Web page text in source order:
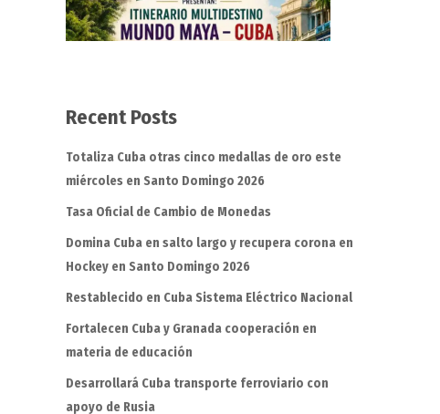
Recent Posts
Totaliza Cuba otras cinco medallas de oro este
miércoles en Santo Domingo 2026
Tasa Oficial de Cambio de Monedas
Domina Cuba en salto largo y recupera corona en
Hockey en Santo Domingo 2026
Restablecido en Cuba Sistema Eléctrico Nacional
Fortalecen Cuba y Granada cooperación en
materia de educación
Desarrollará Cuba transporte ferroviario con
apoyo de Rusia